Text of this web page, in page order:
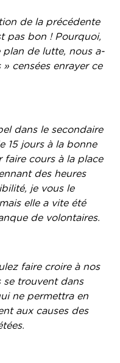
de la précédente
pas bon ! Pourquoi,
plan de lutte, nous a-
censées enrayer ce
dans le secondaire
15 jours à la bonne
faire cours à la place
des heures
je vous le
elle a vite été
de volontaires.
faire croire à nos
se trouvent dans
ne permettra en
aux causes des